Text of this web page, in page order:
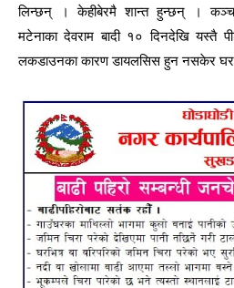
लिन्छन् । केहीबेरमै शान्त हुन्छन् ।
मटेनाका देवराम बादी १० दिनदेखि यस्तै
लकडाउनका कारण डायलसिस हुन नसकेर